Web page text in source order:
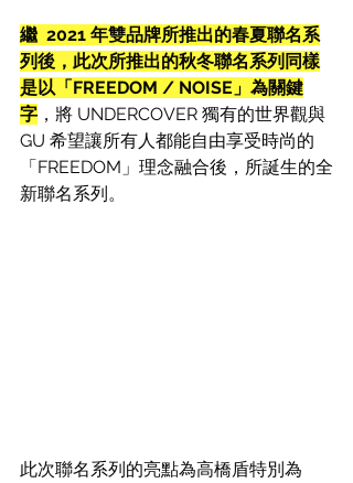
繼  2021 年雙品牌所推出的春夏聯名系
列後，此次所推出的秋冬聯名系列同樣
是以「FREEDOM / NOISE」為關鍵
字 ，將 UNDERCOVER 獨有的世界觀與
GU 希望讓所有人都能自由享受時尚的
「FREEDOM」理念融合後，所誕生的全
新聯名系列。
此次聯名系列的亮點為高橋盾特別為